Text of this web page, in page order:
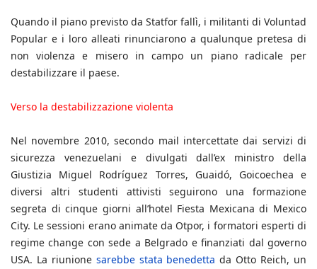
Quando il piano previsto da Statfor fallì, i militanti di Voluntad
Popular e i loro alleati rinunciarono a qualunque pretesa di
non violenza e misero in campo un piano radicale per
destabilizzare il paese.
Verso la destabilizzazione violenta
Nel novembre 2010, secondo mail intercettate dai servizi di
sicurezza venezuelani e divulgati dall’ex ministro della
Giustizia Miguel Rodríguez Torres, Guaidó, Goicoechea e
diversi altri studenti attivisti seguirono una formazione
segreta di cinque giorni all’hotel Fiesta Mexicana di Mexico
City. Le sessioni erano animate da Otpor, i formatori esperti di
regime change con sede a Belgrado e finanziati dal governo
USA. La riunione sarebbe stata benedetta da Otto Reich, un